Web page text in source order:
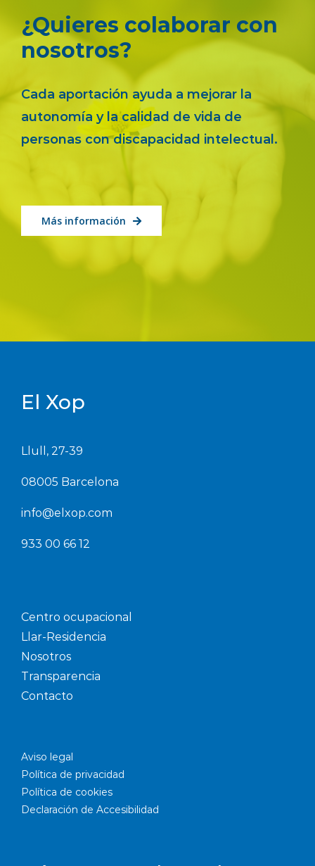
¿Quieres colaborar con
nosotros?
Cada aportación ayuda a mejorar la
autonomía y la calidad de vida de
personas con discapacidad intelectual.
Más información
El Xop
Llull, 27-39
08005 Barcelona
info@elxop.com
933 00 66 12
Centro ocupacional
Llar-Residencia
Nosotros
Transparencia
Contacto
Aviso legal
Política de privacidad
Política de cookies
Declaración de Accesibilidad